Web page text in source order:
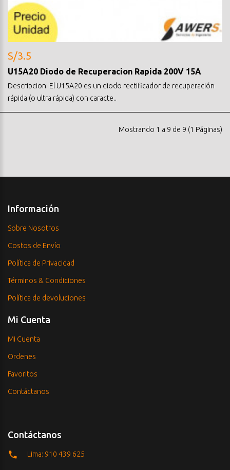
S/3.5
U15A20 Diodo de Recuperacion Rapida 200V 15A
Descripcion: El U15A20 es un diodo rectificador de recuperación
rápida (o ultra rápida) con caracte..
Mostrando 1 a 9 de 9 (1 Páginas)
Información
Sobre Nosotros
Costos de Envío
Política de Privacidad
Términos & Condiciones
Política de devoluciones
Mi Cuenta
Mi Cuenta
Ordenes
Favoritos
Contáctanos
Contáctanos
Lima: 910 439 625